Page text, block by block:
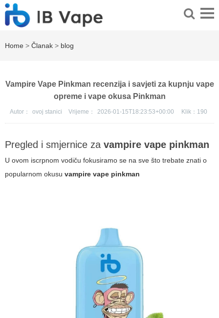
Home > Članak > blog
Vampire Vape Pinkman recenzija i savjeti za kupnju vape
opreme i vape okusa Pinkman
Autor： ovoj stanici Vrijeme： 2026-01-15T18:23:53+00:00 Klik： 190
Pregled i smjernice za vampire vape pinkman
U ovom iscrpnom vodiču fokusiramo se na sve što trebate znati o
popularnom okusu vampire vape pinkman